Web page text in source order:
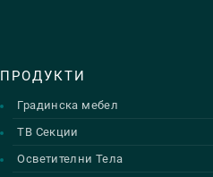
ПРОДУКТИ
Градинска мебел
ТВ Секции
Осветителни Тела